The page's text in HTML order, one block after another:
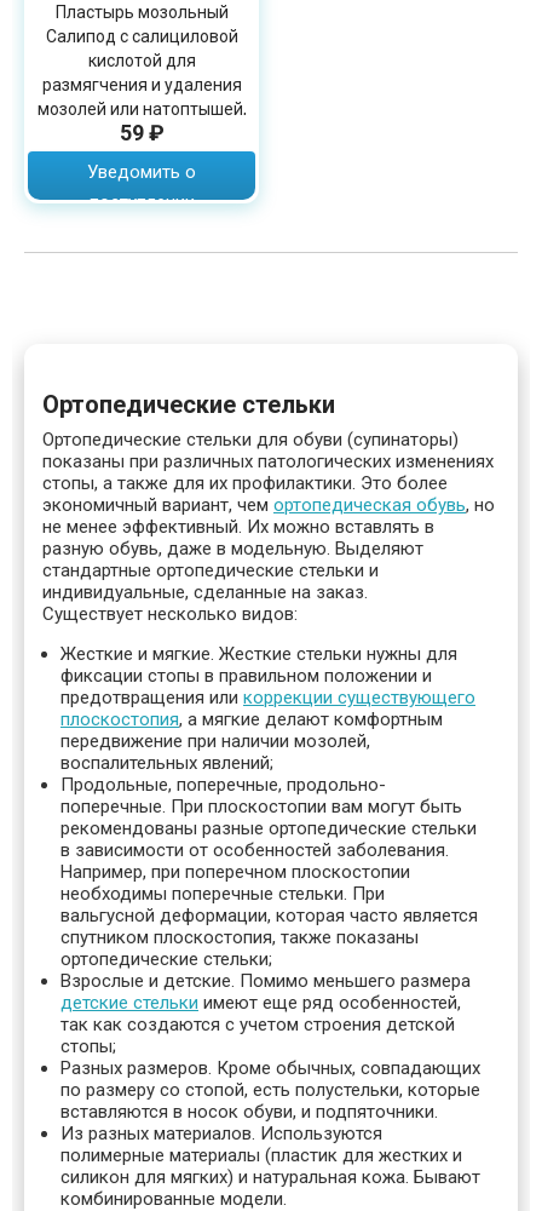
Пластырь мозольный
Салипод с салициловой
кислотой для
размягчения и удаления
мозолей или натоптышей,
2х10см
59 ₽
Уведомить о
поступлении
Ортопедические стельки
Ортопедические стельки для обуви (супинаторы)
показаны при различных патологических изменениях
стопы, а также для их профилактики. Это более
экономичный вариант, чем ортопедическая обувь, но
не менее эффективный. Их можно вставлять в
разную обувь, даже в модельную. Выделяют
стандартные ортопедические стельки и
индивидуальные, сделанные на заказ.
Существует несколько видов:
Жесткие и мягкие. Жесткие стельки нужны для
фиксации стопы в правильном положении и
предотвращения или коррекции существующего
плоскостопия, а мягкие делают комфортным
передвижение при наличии мозолей,
воспалительных явлений;
Продольные, поперечные, продольно-
поперечные. При плоскостопии вам могут быть
рекомендованы разные ортопедические стельки
в зависимости от особенностей заболевания.
Например, при поперечном плоскостопии
необходимы поперечные стельки. При
вальгусной деформации, которая часто является
спутником плоскостопия, также показаны
ортопедические стельки;
Взрослые и детские. Помимо меньшего размера
детские стельки имеют еще ряд особенностей,
так как создаются с учетом строения детской
стопы;
Разных размеров. Кроме обычных, совпадающих
по размеру со стопой, есть полустельки, которые
вставляются в носок обуви, и подпяточники.
Из разных материалов. Используются
полимерные материалы (пластик для жестких и
силикон для мягких) и натуральная кожа. Бывают
комбинированные модели.